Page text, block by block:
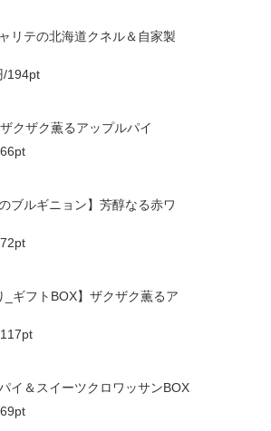
ャリテの北海道クネル＆自家製
/194pt
クザク薫るアップルパイ
のブルギニョン】芳醇なる赤ワ
_ギフトBOX】ザクザク薫るア
イ＆スイーツクロワッサンBOX